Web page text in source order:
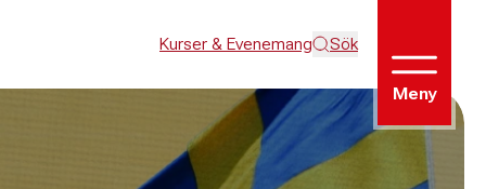
Kurser & Evenemang Sök
Meny